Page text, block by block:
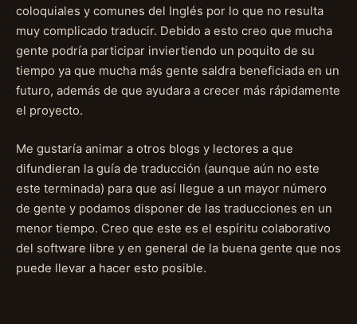
coloquiales y comunes del Inglés por lo que no resulta
muy complicado traducir. Debido a esto creo que mucha
gente podría participar inviertiendo un poquito de su
tiempo ya que mucha más gente saldra beneficiada en un
futuro, además de que ayudara a crecer más rápidamente
el proyecto.
Me gustaría animar a otros blogs y lectores a que
difundieran la guía de traducción (aunque aún no este
este terminada) para que así llegue a un mayor número
de gente y podamos disponer de las traducciones en un
menor tiempo. Creo que este es el espíritu colaborativo
del software libre y en general de la buena gente que nos
puede llevar a hacer esto posible.